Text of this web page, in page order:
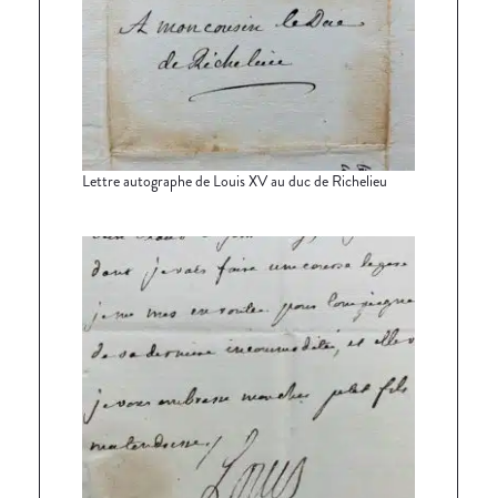
Lettre autographe de Louis XV au duc de Richelieu